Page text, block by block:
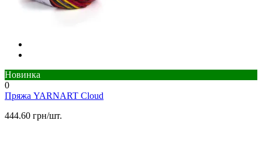
Новинка
0
Пряжа YARNART Cloud
444.60 грн/шт.